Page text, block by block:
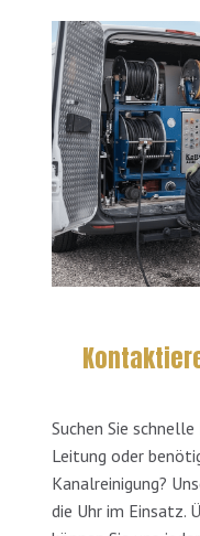
Suchen Sie
Leitung oder
Kanalreinigung?
die Uhr im Einsatz.